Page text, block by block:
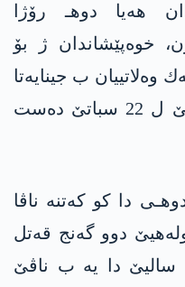
هه‌یا دوهـ رۆژا
خوه‌پێشاندان ژ بۆ
وه‌لاتییان ب جینایه‌تا
قاچاغچێتیێ ل گه‌ل پاكستانێ ل 22 سباتێ ده‌ست
دا كو كه‌تنه‌ ناڤا
دوو گه‌نج قه‌تل
كرن، یه‌ك ژێ د ته‌مه‌نا 12 سالیێ دا‌ یه‌ ب ناڤێ